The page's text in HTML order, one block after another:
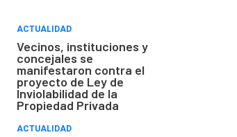
ACTUALIDAD
Vecinos, instituciones y
concejales se
manifestaron contra el
proyecto de Ley de
Inviolabilidad de la
Propiedad Privada
ACTUALIDAD